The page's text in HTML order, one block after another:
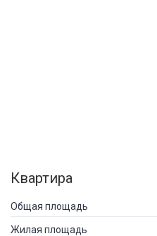
Квартира
Общая площадь
Жилая площадь